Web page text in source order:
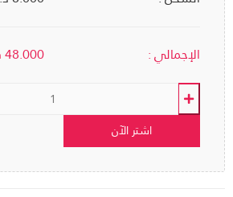
الإجمالي : 48.000
اشتر الآن